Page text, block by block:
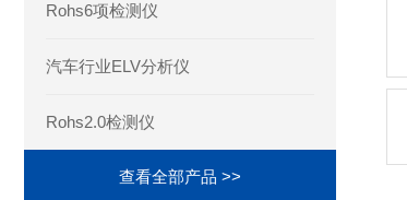
Rohs6项检测仪
汽车行业ELV分析仪
Rohs2.0检测仪
查看全部产品 >>